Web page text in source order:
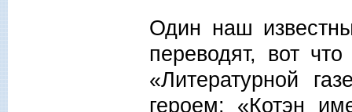
Один наш
переводят, вот
«Литературной
героем: «Котэн